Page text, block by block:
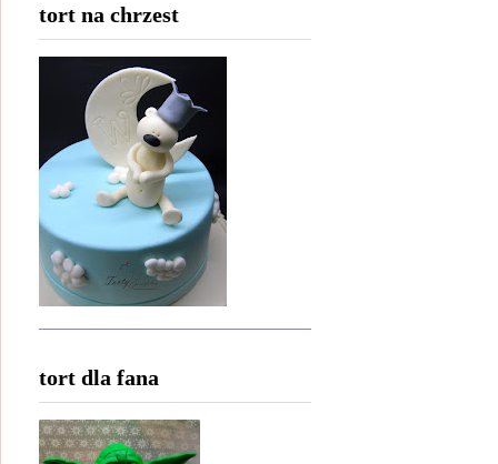
tort na chrzest
tort dla fana